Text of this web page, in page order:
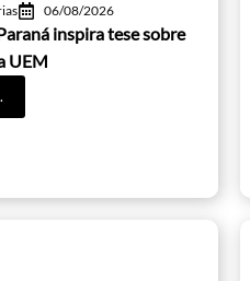
06/08/2026
inspira tese sobre
UEM